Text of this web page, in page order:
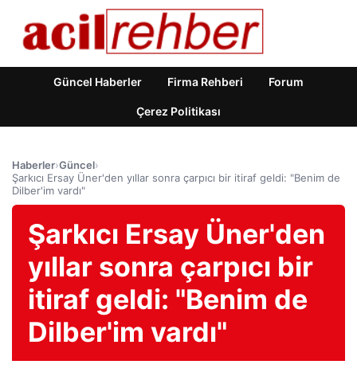
Güncel Haberler Firma Rehberi Forum
Çerez Politikası
Haberler›Güncel›
Şarkıcı Ersay Üner'den yıllar sonra çarpıcı bir itiraf geldi: "Benim de
Dilber'im vardı"
Şarkıcı Ersay Üner'den
yıllar sonra çarpıcı bir
itiraf geldi: "Benim de
Dilber'im vardı"